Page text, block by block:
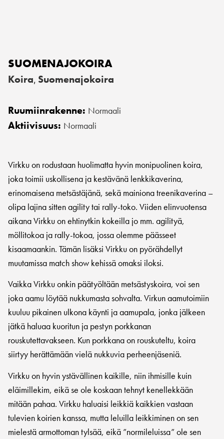
SUOMENAJOKOIRA
Koira, Suomenajokoira
Ruumiinrakenne: Normaali
Aktiivisuus: Normaali
Virkku on rodustaan huolimatta hyvin monipuolinen koira,
joka toimii uskollisena ja kestävänä lenkkikaverina,
erinomaisena metsästäjänä, sekä mainiona treenikaverina –
olipa lajina sitten agility tai rally-toko. Viiden elinvuotensa
aikana Virkku on ehtinytkin kokeilla jo mm. agilityä,
möllitokoa ja rally-tokoa, jossa olemme päässeet
kisaamaankin. Tämän lisäksi Virkku on pyörähdellyt
muutamissa match show kehissä omaksi iloksi.
Vaikka Virkku onkin päätyöltään metsästyskoira, voi sen
joka aamu löytää nukkumasta sohvalta. Virkun aamutoimiin
kuuluu pikainen ulkona käynti ja aamupala, jonka jälkeen
jätkä haluaa kuoritun ja pestyn porkkanan
rouskutettavakseen. Kun porkkana on rouskuteltu, koira
siirtyy herättämään vielä nukkuvia perheenjäseniä.
Virkku on hyvin ystävällinen kaikille, niin ihmisille kuin
eläimillekim, eikä se ole koskaan tehnyt kenellekkään
mitään pahaa. Virkku haluaisi leikkiä kaikkien vastaan
tulevien koirien kanssa, mutta leluilla leikkiminen on sen
mielestä armottoman tylsää, eikä ”normileluissa” ole sen